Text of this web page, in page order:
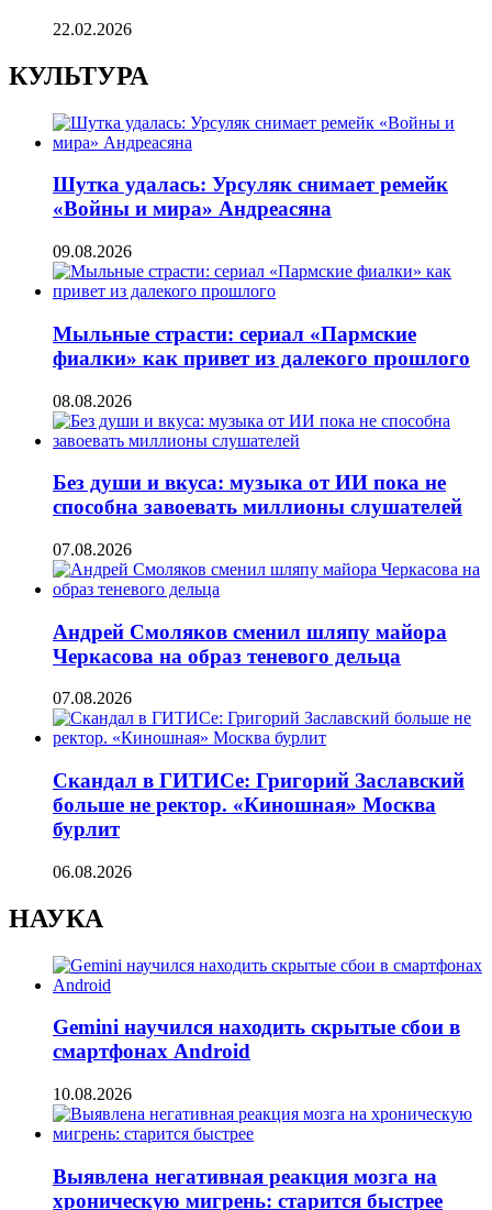
22.02.2026
КУЛЬТУРА
Шутка удалась: Урсуляк снимает ремейк
«Войны и мира» Андреасяна
09.08.2026
Мыльные страсти: сериал «Пармские
фиалки» как привет из далекого прошлого
08.08.2026
Без души и вкуса: музыка от ИИ пока не
способна завоевать миллионы слушателей
07.08.2026
Андрей Смоляков сменил шляпу майора
Черкасова на образ теневого дельца
07.08.2026
Скандал в ГИТИСе: Григорий Заславский
больше не ректор. «Киношная» Москва
бурлит
06.08.2026
НАУКА
Gemini научился находить скрытые сбои в
смартфонах Android
10.08.2026
Выявлена негативная реакция мозга на
хроническую мигрень: старится быстрее